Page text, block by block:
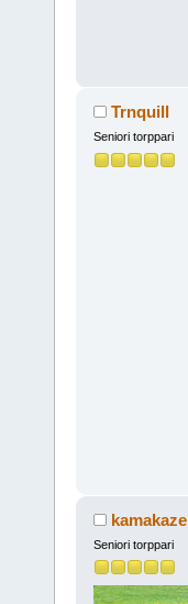
Trnquill
Seniori torppari
kamakaze
Seniori torppari